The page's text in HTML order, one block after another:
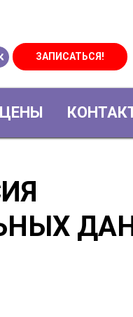
ЗАПИСАТЬСЯ!
ЦЕНЫ